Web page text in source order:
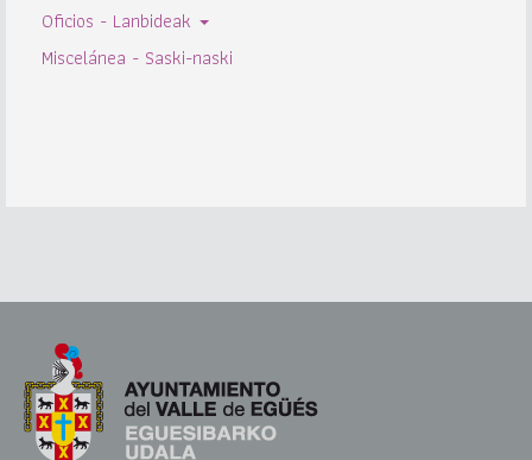
Oficios - Lanbideak
Miscelánea - Saski-naski